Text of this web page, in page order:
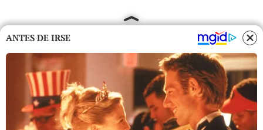
ANTES DE IRSE